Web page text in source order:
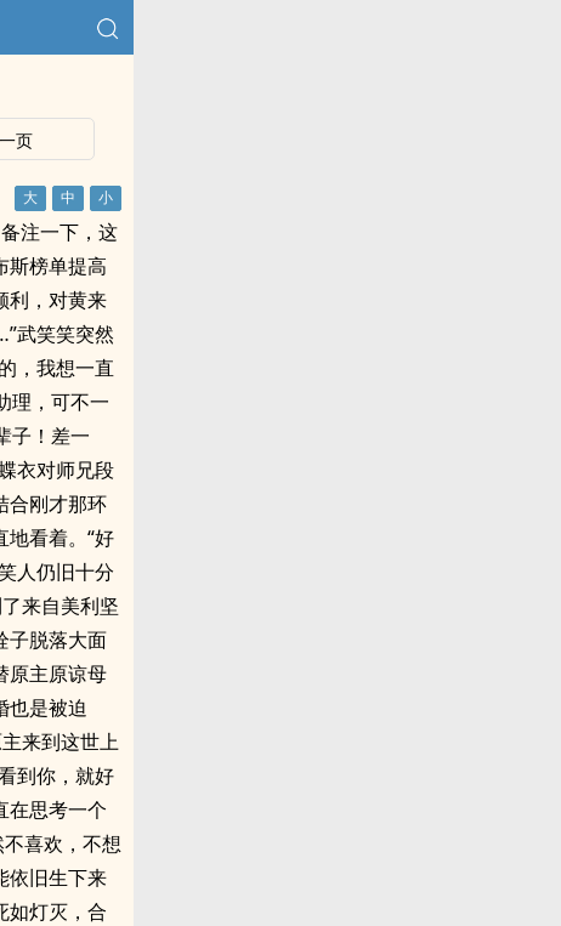
页
注一下，这
斯榜单提高
利，对黄来
武笑笑突然
，我想一直
理，可不一
子！差一
衣对师兄段
合刚才那环
看着。“好
人仍旧十分
来自美利坚
子脱落大面
原主原谅母
是被迫
来到这世上
到你，就好
在思考一个
喜欢，不想
依旧生下来
灯灭，合